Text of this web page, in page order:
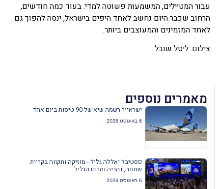
עבור המטיילים, המשמעות פשוטה למדי: בעוד כמה חודשים,
הרחוב שכבר היום נחשב לאחד היפים בישראל, ינסה להפוך גם
לאחד המזמינים והמעוצבים ביותר.
צילום: ליטל שובל
מאמרים נוספים
ישראייר רשמה שיא של 90 טיסות ביום אחד
6 באוגוסט 2026
פסטיבל יאללה גליל - מוזיקה ותקווה בקריית
שמונה, נהריה ומרום הגליל
6 באוגוסט 2026